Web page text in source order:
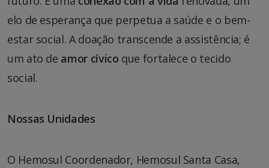
elo de esperança que perpetua a saúde e o bem-
estar social. A doação transcende a assistência; é
um ato de amor cívico que fortalece o tecido
social.
Nossas Unidades
O Hemosul Coordenador, Hemosul Santa Casa,